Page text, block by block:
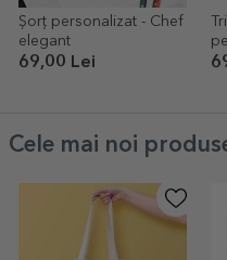
Șorț personalizat - Chef
elegant
69,00 Lei
Cele mai noi